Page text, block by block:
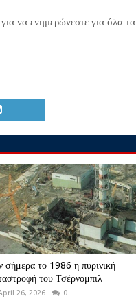
για να ενημερώνεστε για όλα τα
σήμερα το 1986 η πυρινική
του Τσέρνομπιλ
26, 2026 0